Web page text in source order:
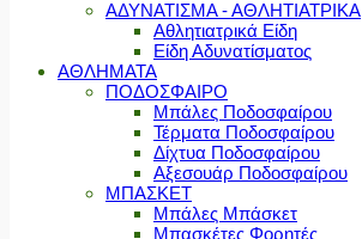
ΑΔΥΝΑΤΙΣΜΑ - ΑΘΛΗΤΙΑΤΡΙΚΑ
Αθλητιατρικά Είδη
Είδη Αδυνατίσματος
ΑΘΛΗΜΑΤΑ
ΠΟΔΟΣΦΑΙΡΟ
Μπάλες Ποδοσφαίρου
Τέρματα Ποδοσφαίρου
Δίχτυα Ποδοσφαίρου
Αξεσουάρ Ποδοσφαίρου
ΜΠΑΣΚΕΤ
Μπάλες Μπάσκετ
Μπασκέτες Φορητές